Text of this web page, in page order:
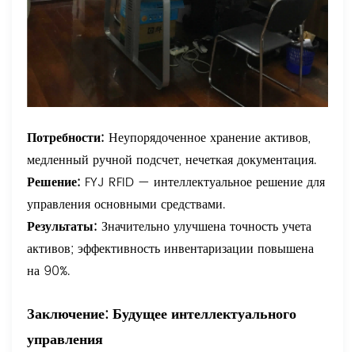
Потребности: Неупорядоченное хранение активов,
медленный ручной подсчет, нечеткая документация.
Решение: FYJ RFID — интеллектуальное решение для
управления основными средствами.
Результаты:Значительно улучшена точность учета
активов; эффективность инвентаризации повышена
на 90%.
Заключение: Будущее интеллектуального
управления